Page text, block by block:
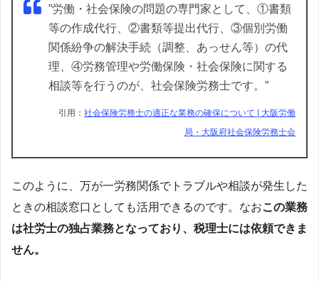
”労働・社会保険の問題の専門家として、①書類
等の作成代行、②書類等提出代行、③個別労働
関係紛争の解決手続（調整、あっせん等）の代
理、④労務管理や労働保険・社会保険に関する
相談等を行うのが、社会保険労務士です。”
引用： 社会保険労務士の適正な業務の確保について | 大阪労働
局・大阪府社会保険労務士会
このように、万が一労務関係でトラブルや相談が発生した
ときの相談窓口としても活用できるのです。なおこの業務
は社労士の独占業務となっており、税理士には依頼できま
せん。